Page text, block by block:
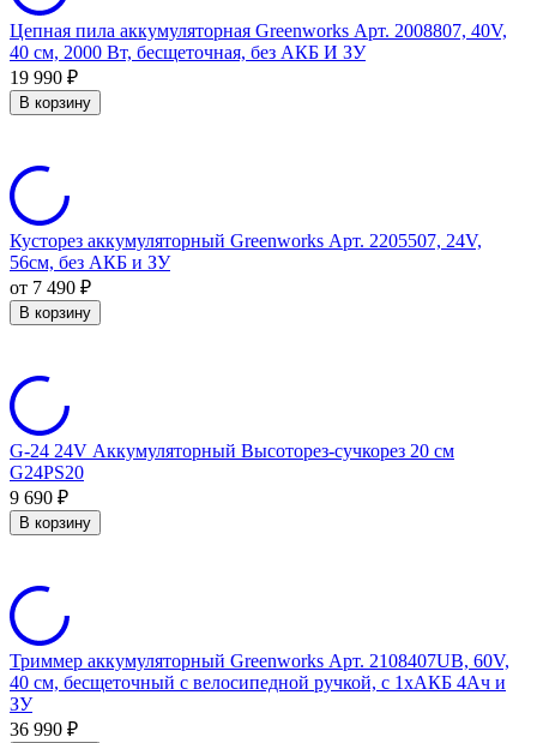
Цепная пила аккумуляторная Greenworks Арт. 2008807, 40V,
40 см, 2000 Вт, бесщеточная, без АКБ И ЗУ
19 990 ₽
В корзину
Кусторез аккумуляторный Greenworks Арт. 2205507, 24V,
56см, без АКБ и ЗУ
от 7 490 ₽
В корзину
G-24 24V Аккумуляторный Высоторез-сучкорез 20 см
G24PS20
9 690 ₽
В корзину
Триммер аккумуляторный Greenworks Арт. 2108407UB, 60V,
40 см, бесщеточный с велосипедной ручкой, с 1хАКБ 4Ач и
ЗУ
36 990 ₽